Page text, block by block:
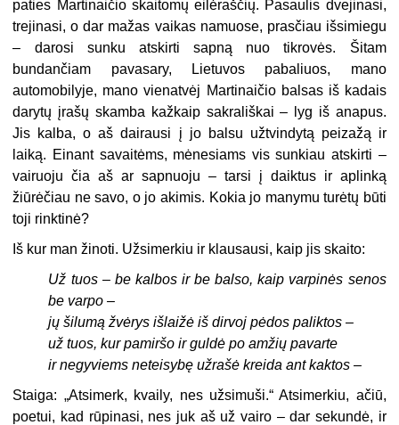
paties Martinaičio skaitomų eilėraščių. Pasaulis dvejinasi,
trejinasi, o dar mažas vaikas namuose, prasčiau išsimiegu
– darosi sunku atskirti sapną nuo tikrovės. Šitam
bundančiam pavasary, Lietuvos pabaliuos, mano
automobilyje, mano vienatvėj Martinaičio balsas iš kadais
darytų įrašų skamba kažkaip sakrališkai – lyg iš anapus.
Jis kalba, o aš dairausi į jo balsu užtvindytą peizažą ir
laiką. Einant savaitėms, mėnesiams vis sunkiau atskirti –
vairuoju čia aš ar sapnuoju – tarsi į daiktus ir aplinką
žiūrėčiau ne savo, o jo akimis. Kokia jo manymu turėtų būti
toji rinktinė?
Iš kur man žinoti. Užsimerkiu ir klausausi, kaip jis skaito:
Už tuos – be kalbos ir be balso, kaip varpinės senos
be varpo –
jų šilumą žvėrys išlaižė iš dirvoj pėdos paliktos –
už tuos, kur pamiršo ir guldė po amžių pavarte
ir negyviems neteisybę užrašė kreida ant kaktos –
Staiga: „Atsimerk, kvaily, nes užsimuši.“ Atsimerkiu, ačiū,
poetui, kad rūpinasi, nes juk aš už vairo – dar sekundė, ir